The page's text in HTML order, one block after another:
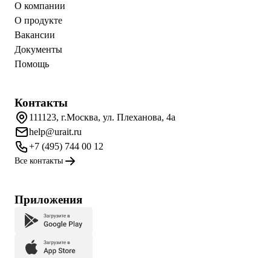
О компании
О продукте
Вакансии
Документы
Помощь
Контакты
111123, г.Москва, ул. Плеханова, 4а
help@urait.ru
+7 (495) 744 00 12
Все контакты
Приложения